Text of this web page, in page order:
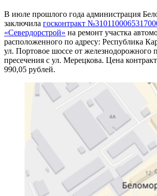
В июле прошлого года администрация
заключила госконтракт
«Севердорстрой» на ремонт участка
расположенного по адресу: Республика
ул. Портовое шоссе от железнодорожного
пресечения с ул. Мерецкова. Цена
990,05 рублей.